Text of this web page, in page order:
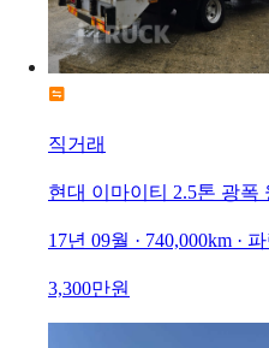
직거래
현대 이마이티 2.5톤 광폭
17년 09월 · 740,000km ·
3,300만원